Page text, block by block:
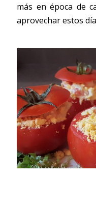
más en época de
aprovechar estos